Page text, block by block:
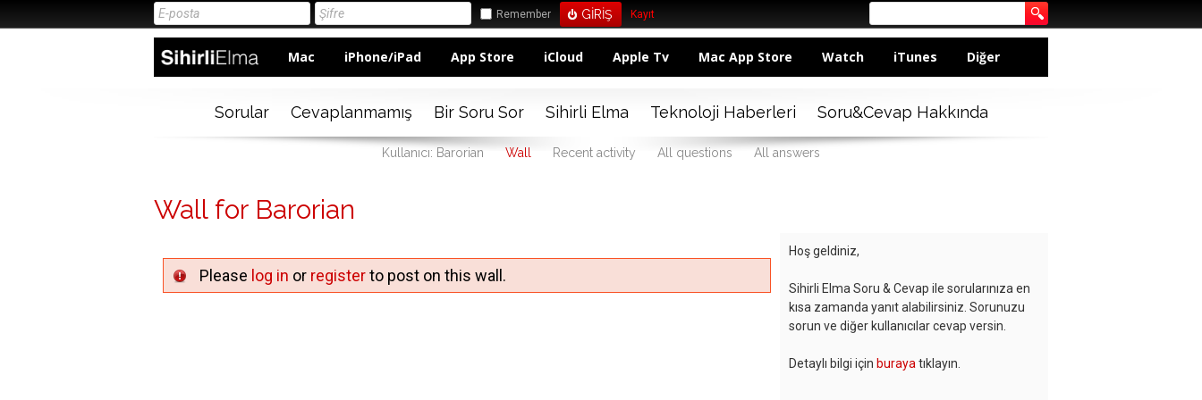
Remember Kayıt
Mac iPhone/iPad App Store iCloud Apple Tv Mac App Store Watch iTunes Diğer
Sorular Cevaplanmamış Bir Soru Sor Sihirli Elma Teknoloji Haberleri Soru&Cevap Hakkında
Kullanıcı: Barorian Wall Recent activity All questions All answers
Wall for Barorian
Please log in or registerto post on this wall.
Hoş geldiniz,
Sihirli Elma Soru & Cevap ile sorularınıza en
kısa zamanda yanıt alabilirsiniz. Sorunuzu
sorun ve diğer kullanıcılar cevap versin.
Detaylı bilgi için buraya tıklayın.